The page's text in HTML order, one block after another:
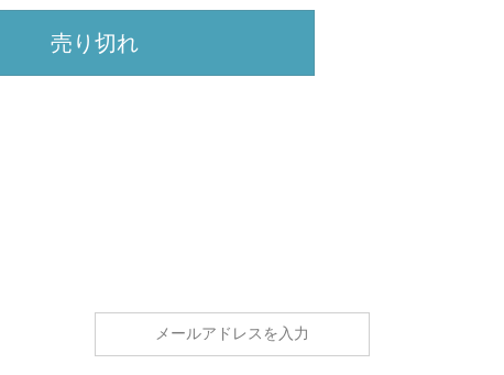
売り切れ